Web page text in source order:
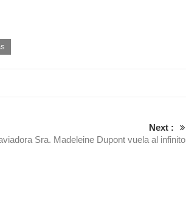
Next :
Sra. Madeleine Dupont vuela al infinito